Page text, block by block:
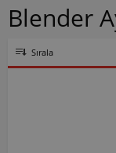
Blender
Sırala